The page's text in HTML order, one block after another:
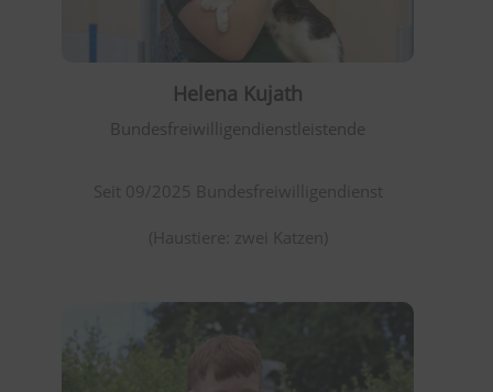
Helena Kujath
Bundesfreiwilligendienstleistende
Seit 09/2025 Bundesfreiwilligendienst
(Haustiere: zwei Katzen)